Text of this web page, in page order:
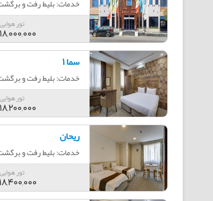
خدمات: بلیط رفت و برگشت
تور هوایی
18,000,000
سما 1
خدمات: بلیط رفت و برگشت
تور هوایی
18,200,000
ریحان
خدمات: بلیط رفت و برگشت
تور هوایی
18,400,000